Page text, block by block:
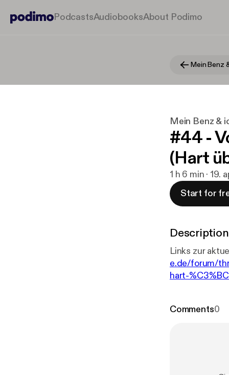
PodcastsAudiobooksAbout Podimo
Mein Benz
Mein Benz &
#44 -
(Hart
1 h 6 min · 19.
Start for
Description
e.de/forum/
hart-
Comments0